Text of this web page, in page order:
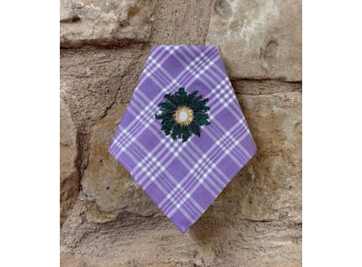
18,00€
AÑADIR AL CARRITO